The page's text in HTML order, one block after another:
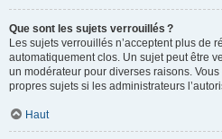
Que sont les sujets verrouillés ?
Les sujets verrouillés n’acceptent plus de
automatiquement clos. Un sujet peut être
un modérateur pour diverses raisons.
propres sujets si les administrateurs
Haut